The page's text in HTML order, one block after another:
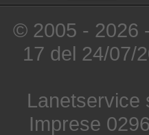
© 2005 - 2026
17 del 24/07/
Lanetservice
Imprese